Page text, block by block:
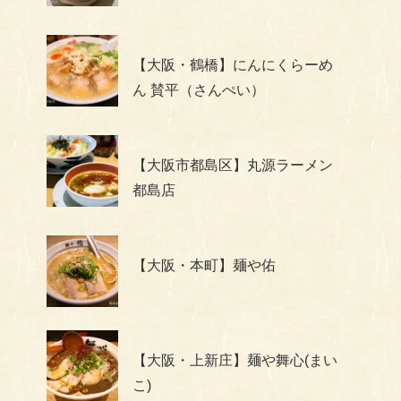
【大阪・鶴橋】にんにくらーめ
ん 賛平（さんぺい）
【大阪市都島区】丸源ラーメン
都島店
【大阪・本町】麺や佑
【大阪・上新庄】麺や舞心(まい
こ)